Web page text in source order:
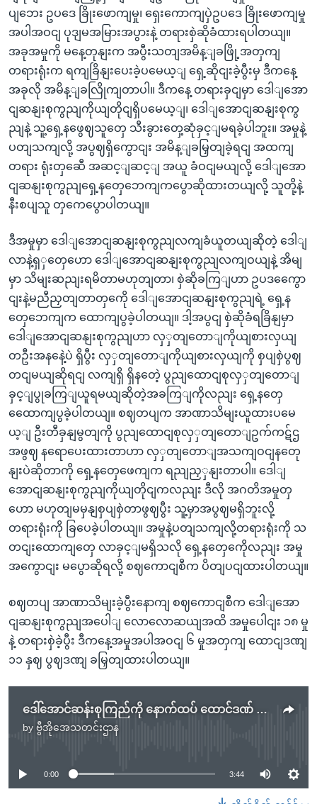
ပျဘေး ဥပဒေ ခြိုးဖောကျမှု၊ ရှေးကောကျပှဲဥပဒေ ခြိုးဖောကျမှု
အပါအဝငျ ပုဒျမအမြားအပွားနဲ့ တရားစှဲဆိုခံထားရပါတယျ။
အခုအမှုကို မနေ့တုနျးက အပွီးသတျအမိန့ျခဖြို့အတှကျ
တရားရုံးက ရကျခြိနျးပေးခဲ့ပမေယ့ျ ရှေ့ဆိုငျးခဲ့ပွီးမှ ဒီကနေ့
အခုလို အမိန့ျခလြိုကျတာပါ။ ဒီကနေ့ တရားခှငျမှာ ဒေါျအော
ငျဆနျးစုကွညျကိုယျတိုငျရှိပမေယ့ျ၊ ဒေါျအောငျဆနျးစုကွ
ညျနဲ့ သူ့ရှေ့နဖွေဈသူတှေ သီးခွားတှေ့ဆုံခှင့ျမရခဲ့ပါဘူး။ အမှုနဲ့
ပတျသကျလို့ အပွဈရှိကွောငျး အမိန့ျခမြှတျခဲ့ရငျ အထကျ
တရား ရုံးတှဆေီ အဆင့ျဆင့ျ အယူ ခံဝငျမယျလို့ ဒေါျအော
ငျဆနျးစုကွညျရှေ့နတှေဘေကျကပွောဆိုထားတယျလို့ သူတို့နဲ့
နီးစပျသူ တှကေပွောပါတယျ။
ဒီအမှုမှာ ဒေါျအောငျဆနျးစုကွညျလကျခံယူတယျဆိုတဲ့ ဒေါျ
လာနဲ့ရှှတှေဟော ဒေါျအောငျဆနျးစုကွညျလကျဝယျနဲ့ အိမျ
မှာ သိမျးဆညျးရမိတာမဟုတျတာ၊ စှဲဆိုခကြျဟာ ဥပဒကွေော
ငျးနဲ့မညီညှတျတာတှကေို ဒေါျအောငျဆနျးစုကွညျရဲ့ ရှေ့န
တှေဘေကျက ထောကျပွခဲ့ပါတယျ။ ဒါ့အပွငျ စှဲဆိုခံရခြိနျမှာ
ဒေါျအောငျဆနျးစုကွညျဟာ လှှတျတောျကိုယျစားလှယျ
တဦးအနနေဲ့ပဲ ရှိပွီး လှှတျတောျကိုယျစားလှယျကို စှပျစှဲပွဈ
တငျမယျဆိုရငျ လကျရှိ ရှိနတေဲ့ ပွညျထောငျစုလှှတျတောျ
ခှင့ျပွုခကြျယူရမယျဆိုတဲ့အခကြျကိုလညျး ရှေ့နတှေ
ထေောကျပွခဲ့ပါတယျ။ စဈတပျက အာဏာသိမျးယူထားပမေ
ယ့ျ ဦးတီခှနျမွတျကို ပွညျထောငျစုလှှတျတောျဥက်ကဋ်ဌ
အဖွဈ နရောပေးထားတာဟာ လှှတျတောျအသကျဝငျနတေု
နျးပဲဆိုတာကို ရှေ့နတှေဖေကျက ရညျညှှနျးတာပါ။ ဒေါျ
အောငျဆနျးစုကွညျကိုယျတိုငျကလညျး ဒီလို အဂတိအမှုတှ
ဟော မဟုတျမမှနျစှပျစှဲတာဖွဈပွီး သူ့မှာအပွဈမရှိဘူးလို့
တရားရုံးကို ခြပေခဲ့ပါတယျ။ အမှုနဲ့ပတျသကျလို့တရားရုံးကို သ
တငျးထောကျတှေ လာခှင့ျမရှိသလို ရှေ့နတှေကေိုလညျး အမှု
အကွောငျး မပွောဆိုရလို့ စဈကောငျစီက ပိတျပငျထားပါတယျ။
စဈတပျ အာဏာသိမျးခဲ့ပွီးနောကျ စဈကောငျစီက ဒေါျအော
ငျဆနျးစုကွညျအပေါျ လောလောဆယျအထိ အမှုပေါငျး ၁၈ မှု
နဲ့ တရားစှဲခဲ့ပွီး ဒီကနေ့အမှုအပါအဝငျ ၆ မှုအတှကျ ထောငျဒဏျ
၁၁ နှဈ ပွဈဒဏျ ခမြှတျထားပါတယျ။
ဒေါ်အောင်ဆန်းစုကြည်ကို နောက်ထပ် ထောင်ဒဏ် ၅ နှစ်ချမှတ်
by ဗွီအိုအေသတင်းဌာန
No media source currently available
0:00 3:44